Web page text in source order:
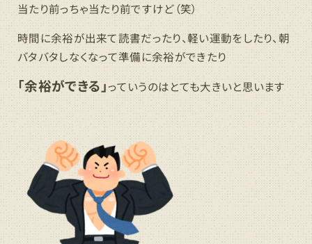
当たり前っちゃ当たり前ですけど（笑）
時間に余裕が出来て読書だったり、軽い運動をしたり、朝
バタバタしなくなって準備に余裕ができたり
「余裕ができる」っていうのはとても大きいと思います